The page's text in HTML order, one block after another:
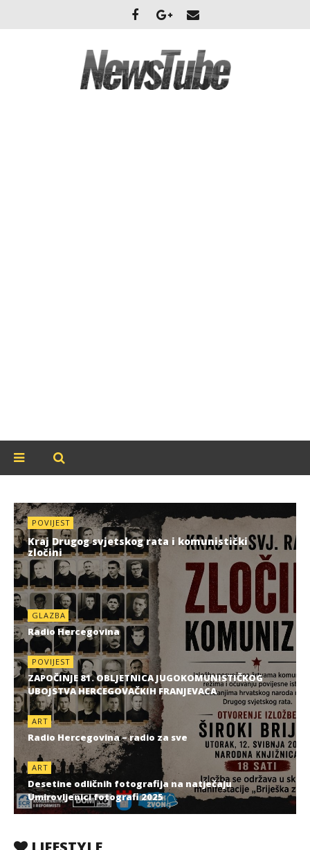
POVIJEST
Kraj Drugog svjetskog rata i komunistički
zločini
GLAZBA
Radio Hercegovina
POVIJEST
ZAPOČINJE 81. OBLJETNICA JUGOKOMUNISTIČKOG
UBOJSTVA HERCEGOVAČKIH FRANJEVACA
ART
Radio Hercegovina – radio za sve
ART
Desetine odličnih fotografija na natječaju
Umirovljenici fotografi 2025